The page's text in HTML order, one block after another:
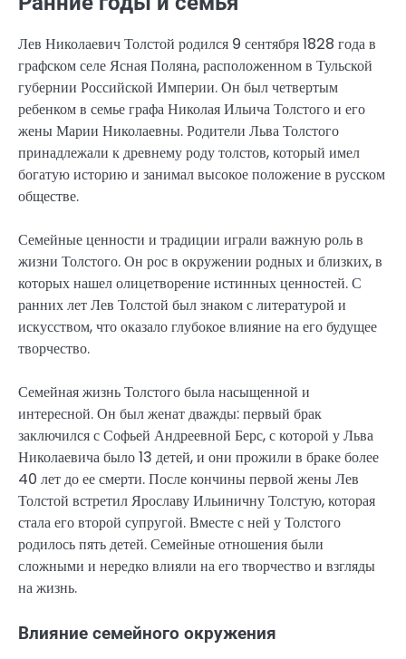
Лев Николаевич Толстой родился 9 сентября 1828 года в
графском селе Ясная Поляна, расположенном в Тульской
губернии Российской Империи. Он был четвертым
ребенком в семье графа Николая Ильича Толстого и его
жены Марии Николаевны. Родители Льва Толстого
принадлежали к древнему роду толстов, который имел
богатую историю и занимал высокое положение в русском
обществе.
Семейные ценности и традиции играли важную роль в
жизни Толстого. Он рос в окружении родных и близких, в
которых нашел олицетворение истинных ценностей. С
ранних лет Лев Толстой был знаком с литературой и
искусством, что оказало глубокое влияние на его будущее
творчество.
Семейная жизнь Толстого была насыщенной и
интересной. Он был женат дважды: первый брак
заключился с Софьей Андреевной Берс, с которой у Льва
Николаевича было 13 детей, и они прожили в браке более
40 лет до ее смерти. После кончины первой жены Лев
Толстой встретил Ярославу Ильиничну Толстую, которая
стала его второй супругой. Вместе с ней у Толстого
родилось пять детей. Семейные отношения были
сложными и нередко влияли на его творчество и взгляды
на жизнь.
Влияние семейного окружения